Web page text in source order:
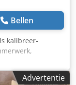
Bellen
kalibreer-
norm.
AfvoerwalsAdvertentie